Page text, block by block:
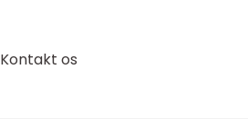
Kontakt os